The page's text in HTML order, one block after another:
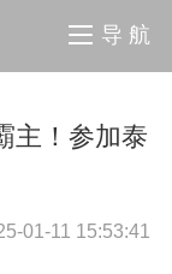
导 航
主！参加泰
01-11 15:53:41